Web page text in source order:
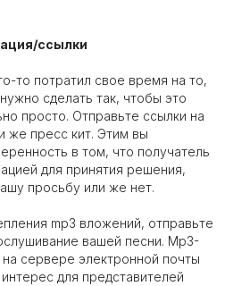
ссылки
то потратил свое время на то,
сделать так, чтобы это
просто. Отправьте ссылки на
же пресс кит. Этим вы
в том, что получатель
для принятия решения,
просьбу или же нет.
mp3 вложений, отправьте
вашей песни. Mp3-
сервере электронной почты
для представителей